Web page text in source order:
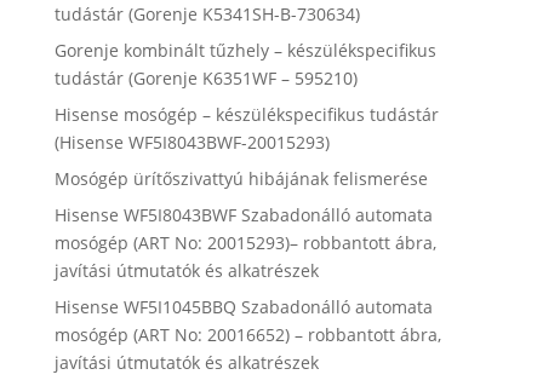
tudástár (Gorenje K5341SH-B-730634)
Gorenje kombinált tűzhely – készülékspecifikus
tudástár (Gorenje K6351WF – 595210)
Hisense mosógép – készülékspecifikus tudástár
(Hisense WF5I8043BWF-20015293)
Mosógép ürítőszivattyú hibájának felismerése
Hisense WF5I8043BWF Szabadonálló automata
mosógép (ART No: 20015293)– robbantott ábra,
javítási útmutatók és alkatrészek
Hisense WF5I1045BBQ Szabadonálló automata
mosógép (ART No: 20016652) – robbantott ábra,
javítási útmutatók és alkatrészek